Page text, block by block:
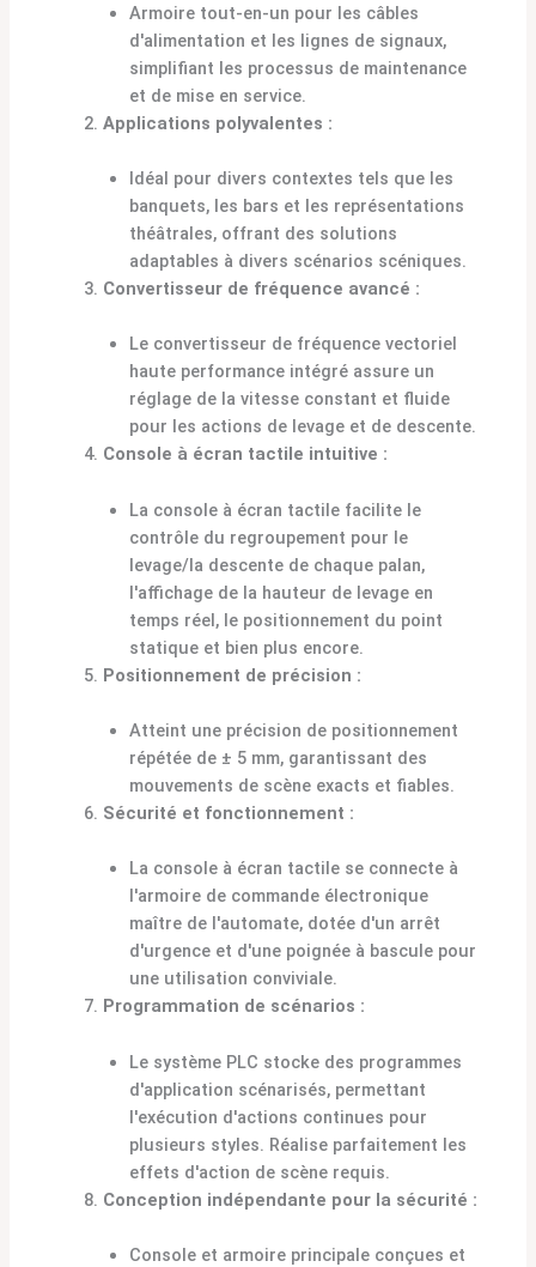
Armoire tout-en-un pour les câbles
d'alimentation et les lignes de signaux,
simplifiant les processus de maintenance
et de mise en service.
Applications polyvalentes :
Idéal pour divers contextes tels que les
banquets, les bars et les représentations
théâtrales, offrant des solutions
adaptables à divers scénarios scéniques.
Convertisseur de fréquence avancé :
Le convertisseur de fréquence vectoriel
haute performance intégré assure un
réglage de la vitesse constant et fluide
pour les actions de levage et de descente.
Console à écran tactile intuitive :
La console à écran tactile facilite le
contrôle du regroupement pour le
levage/la descente de chaque palan,
l'affichage de la hauteur de levage en
temps réel, le positionnement du point
statique et bien plus encore.
Positionnement de précision :
Atteint une précision de positionnement
répétée de ± 5 mm, garantissant des
mouvements de scène exacts et fiables.
Sécurité et fonctionnement :
La console à écran tactile se connecte à
l'armoire de commande électronique
maître de l'automate, dotée d'un arrêt
d'urgence et d'une poignée à bascule pour
une utilisation conviviale.
Programmation de scénarios :
Le système PLC stocke des programmes
d'application scénarisés, permettant
l'exécution d'actions continues pour
plusieurs styles. Réalise parfaitement les
effets d'action de scène requis.
Conception indépendante pour la sécurité :
Console et armoire principale conçues et